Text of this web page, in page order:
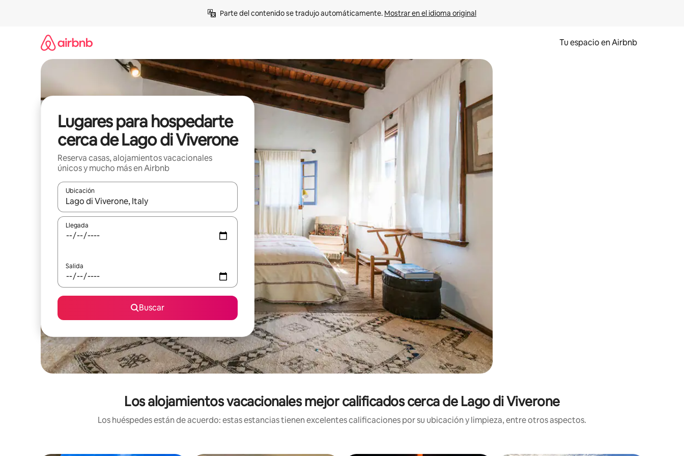
Parte del contenido se tradujo automáticamente. Mostrar en el idioma original
Tu espacio en Airbnb
Lugares para hospedarte
cerca de Lago di Viverone
Reserva casas, alojamientos vacacionales
únicos y mucho más en Airbnb
Ubicación
Cuando los resultados estén disponibles, podrás navegar usando las teclas de las flechas hacia arriba y hacia abajo, o bien tocando y deslizando la pantalla.
Llegada
Salida
Buscar
Los alojamientos vacacionales mejor calificados cerca de Lago di Viverone
Los huéspedes están de acuerdo: estas estancias tienen excelentes calificaciones por su ubicación y limpieza, entre otros aspectos.